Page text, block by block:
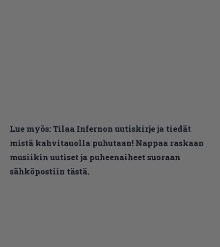
Lue myös:Tilaa Infernon uutiskirje ja tiedät
mistä kahvitauolla puhutaan! Nappaa raskaan
musiikin uutiset ja puheenaiheet suoraan
sähköpostiin tästä.